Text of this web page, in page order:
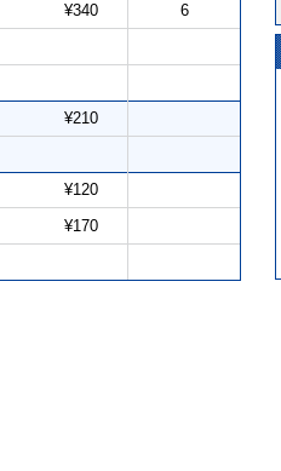
¥340 6
¥210
¥120
¥170